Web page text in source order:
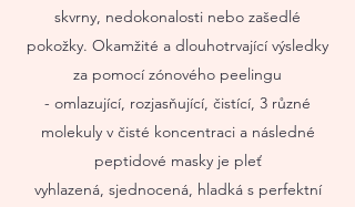
skvrny, nedokonalosti nebo zašedlé
pokožky. Okamžité a dlouhotrvající výsledky
za pomocí zónového peelingu
- omlazující, rozjasňující, čistící, 3 různé
molekuly v čisté koncentraci a následné
peptidové masky je pleť
vyhlazená, sjednocená, hladká s perfektní